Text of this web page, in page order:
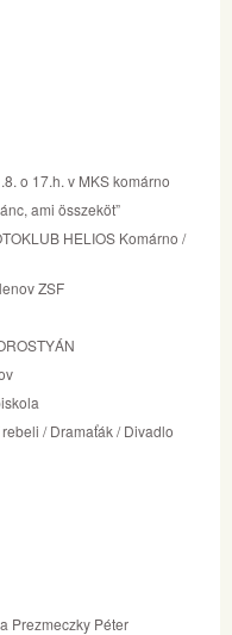
o 17.h. v MKS komárno
ami összeköt”
HELIOS Komárno /
ZSF
/ Dramaťák / Divadlo
Prezmeczky Péter